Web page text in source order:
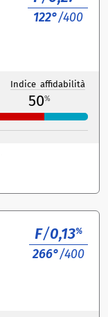
122°/400
Indice affidabilità
50%
F/0,13%
266°/400